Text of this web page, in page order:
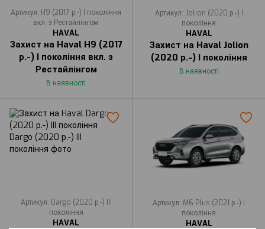
Артикул: H9 (2017 р.-) I покоління
вкл. з Рестайлінгом
HAVAL
Захист на Haval H9 (2017
р.-) I покоління вкл. з
Рестайлінгом
В наявності
Артикул: Jolion (2020 р.-) I
покоління
HAVAL
Захист на Haval Jolion
(2020 р.-) I покоління
В наявності
Артикул: Dargo (2020 р.-) III
покоління
HAVAL
Артикул: M6 Plus (2021 р.-) I
покоління
HAVAL